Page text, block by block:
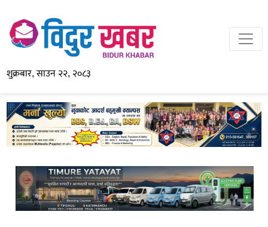
शुक्रबार, साउन २२, २०८३